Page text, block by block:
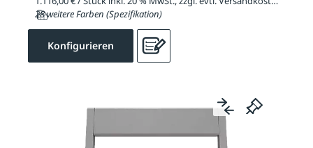
28 weitere Farben (Spezifikation)
Konfigurieren